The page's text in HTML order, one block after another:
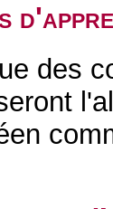
des